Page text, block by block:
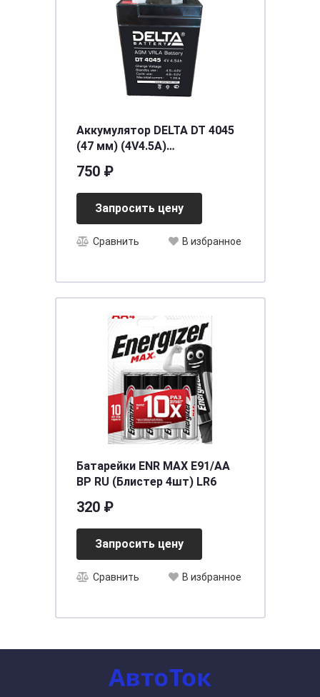
Аккумулятор DELTA DT 4045
(47 мм) (4V4.5A)
750 ₽
Запросить цену
Сравнить В избранное
Батарейки ENR MAX E91/AA
BP RU (Блистер 4шт) LR6
320 ₽
Запросить цену
Сравнить В избранное